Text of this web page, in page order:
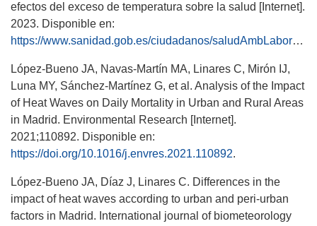
efectos del exceso de temperatura sobre la salud [Internet].
2023. Disponible en:
https://www.sanidad.gob.es/ciudadanos/saludAmbLaboral/planAltasTemp/2023/Plan_nacional_actuaciones_preventivas.htm
López-Bueno JA, Navas-Martín MA, Linares C, Mirón IJ,
Luna MY, Sánchez-Martínez G, et al. Analysis of the Impact
of Heat Waves on Daily Mortality in Urban and Rural Areas
in Madrid. Environmental Research [Internet].
2021;110892. Disponible en:
https://doi.org/10.1016/j.envres.2021.110892.
López-Bueno JA, Díaz J, Linares C. Differences in the
impact of heat waves according to urban and peri-urban
factors in Madrid. International journal of biometeorology